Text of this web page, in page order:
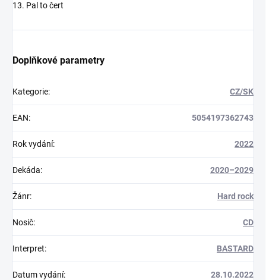
13. Pal to čert
Doplňkové parametry
Kategorie: CZ/SK
EAN: 5054197362743
Rok vydání: 2022
Dekáda: 2020–2029
Žánr: Hard rock
Nosič: CD
Interpret: BASTARD
Datum vydání: 28.10.2022